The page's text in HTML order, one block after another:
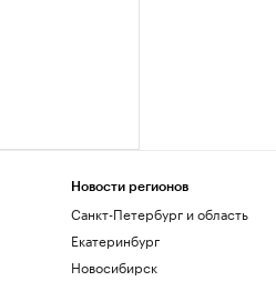
Новости регионов
Санкт-Петербург и область
Екатеринбург
Новосибирск